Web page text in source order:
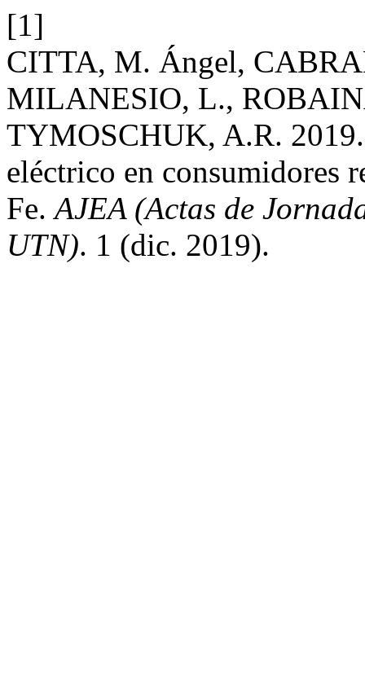
[1]
CITTA, M. Ángel,
MILANESIO, L.,
TYMOSCHUK, A.R.
eléctrico en consumidores
Fe.AJEA (Actas de
UTN). 1 (dic. 2019).